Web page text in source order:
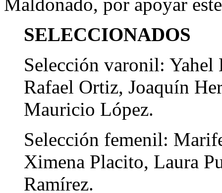
Maldonado, por apoyar
SELECCIONADOS
Selección varonil: Yahel
Rafael Ortiz, Joaquín
Mauricio López.
Selección femenil:
Ximena Placito, Laura
Ramírez.